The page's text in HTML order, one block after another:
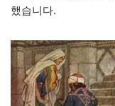
했습니다.